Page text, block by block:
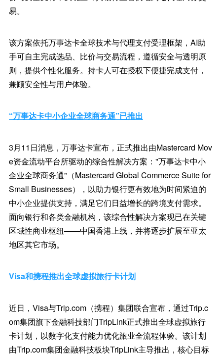
易。
该方案依托万事达卡全球技术与代理支付受理框架，AI助
手可自主完成选品、比价与交易流程，遵循安全与透明原
则，提供个性化服务。持卡人可在授权下便捷完成支付，
兼顾安全性与用户体验。
“万事达卡中小企业全球商务通”已推出
3月11日消息，万事达卡宣布，正式推出由Mastercard Mov
e资金流动平台所驱动的综合性解决方案："万事达卡中小
企业全球商务通"（Mastercard Global Commerce Suite for
Small Businesses），以助力银行更有效地为时间紧迫的
中小企业提供支持，满足它们日益增长的跨境支付需求。
面向银行和各类金融机构，该综合性解决方案现已在关键
区域性商业枢纽——中国香港上线，并将逐步扩展至亚太
地区其它市场。
Visa和携程推出全球虚拟旅行卡计划
近日，Visa与Trip.com（携程）集团联合宣布，通过Trip.c
om集团旗下金融科技部门TripLink正式推出全球虚拟旅行
卡计划，以数字化支付能力优化旅业全流程体验。该计划
由Trip.com集团金融科技板块TripLink主导推出，核心目标